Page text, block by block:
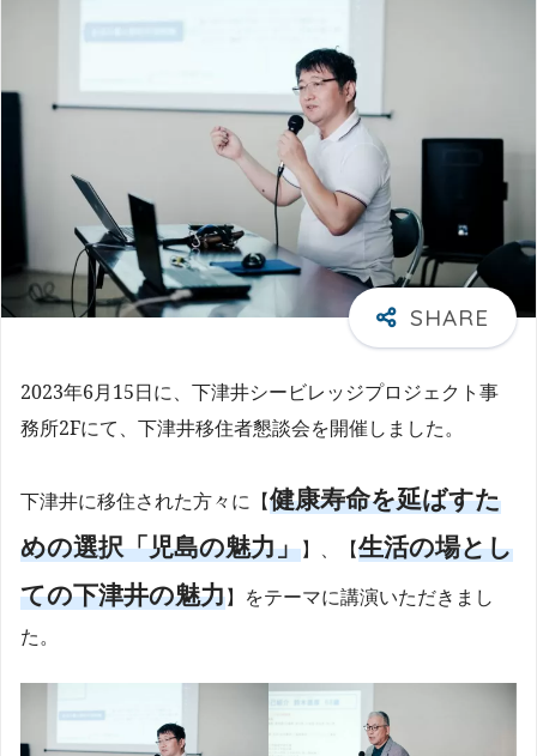
2023年6月15日に、下津井シービレッジプロジェクト事
務所2Fにて、下津井移住者懇談会を開催しました。
下津井に移住された方々に【健康寿命を延ばすた
めの選択「児島の魅力」】、【生活の場とし
ての下津井の魅力】をテーマに講演いただきまし
た。